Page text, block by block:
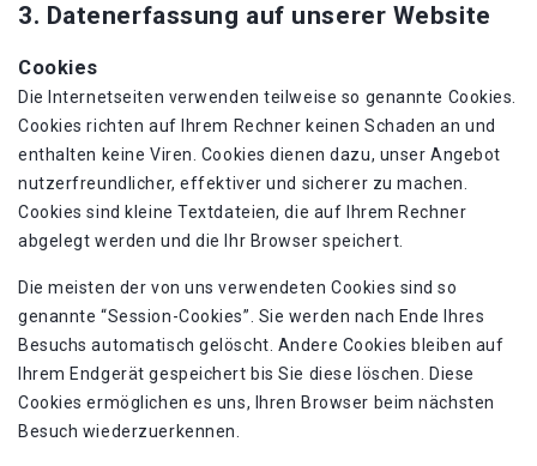
3. Datenerfassung auf unserer Website
Cookies
Die Internetseiten verwenden teilweise so genannte Cookies.
Cookies richten auf Ihrem Rechner keinen Schaden an und
enthalten keine Viren. Cookies dienen dazu, unser Angebot
nutzerfreundlicher, effektiver und sicherer zu machen.
Cookies sind kleine Textdateien, die auf Ihrem Rechner
abgelegt werden und die Ihr Browser speichert.
Die meisten der von uns verwendeten Cookies sind so
genannte “Session-Cookies”. Sie werden nach Ende Ihres
Besuchs automatisch gelöscht. Andere Cookies bleiben auf
Ihrem Endgerät gespeichert bis Sie diese löschen. Diese
Cookies ermöglichen es uns, Ihren Browser beim nächsten
Besuch wiederzuerkennen.